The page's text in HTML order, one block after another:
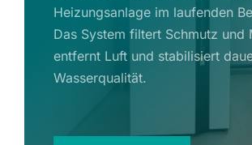
Heizungsanlage im laufenden
Das System filtert Schmutz und
entfernt Luft und stabilisiert
Wasserqualität.